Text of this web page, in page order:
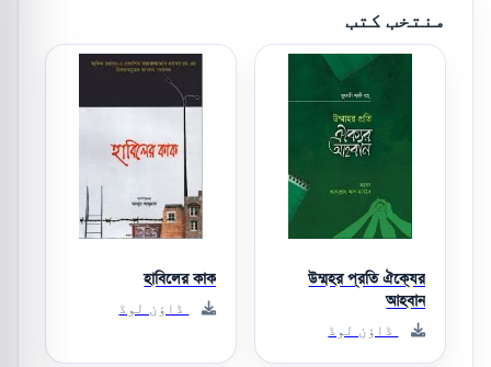
منتخب کتب
উম্মহর প্রতি ঐক্যের
আহবান
ڈاؤن لوڈ
হাবিলের কাক
ڈاؤن لوڈ